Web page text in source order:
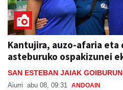
Kantujira, auzo-afaria eta
asteburuko ospakizunei
SAN ESTEBAN JAIAK
Aiurri abu 08, 09:31 ANDOAIN